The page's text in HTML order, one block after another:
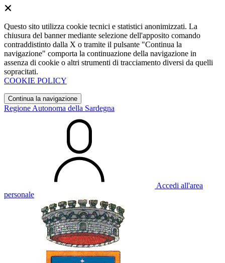
Questo sito utilizza cookie tecnici e statistici anonimizzati. La
chiusura del banner mediante selezione dell'apposito comando
contraddistinto dalla X o tramite il pulsante "Continua la
navigazione" comporta la continuazione della navigazione in
assenza di cookie o altri strumenti di tracciamento diversi da quelli
sopracitati.
COOKIE POLICY
Continua la navigazione
Regione Autonoma della Sardegna
Accedi all'area
personale